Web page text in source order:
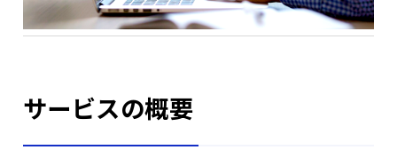
サービスの概要